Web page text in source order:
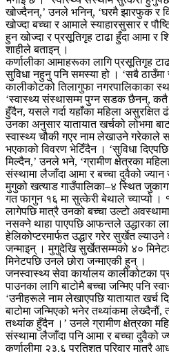
खोज्दैनन्,’ उनले भनिन्, ‘घरमै झारफुक र
खोज्दा बच्चा र आमाले स्याहारसुसार र
हुन खोज्दा र प्रसूतिगृह टाढा हुँदा आमा र
शाहीले बताइन् ।
कर्णालीका आमाहरूका लागि प्रसूतिगृह
सुविधा नहुनु पनि समस्या हो । ‘सबै
कालीकोटको तिलागुफा नगरपालिकाका
‘स्वास्थ्य संस्थासम्म पुग्न सडक छैनन्,
हुँदैन, यसले गर्दा यहाँका महिला असुरक्षित
उनका अनुसार यातायात खर्चको लोभमा
स्वास्थ्य चौकी गएर नाम लेखाउने गरेकाले
भएकाको विवरण भेटिँदैन । ‘सुविधा दिएपछि
मिल्दैन,’ उनले भने, ‘ग्रामीण क्षेत्रका
संस्थामा लैजाँदा आमा र बच्चा दुवैको ज्यान
मुगुको खत्याड गाउँपालिका–४ स्थित
गत फागुन १६ मा सुत्केरी बेथाले च्याप्यो ।
लागेपछि मात्रै उनको बच्चा उल्टो
नसक्ने थाहा पाएपछि आफन्तले उद्धारका
हेलिकोप्टरमार्फत उद्धार गरेर सुर्खेत
जन्माइन् । मुगुदेखि सुर्खेतसम्मको ४०
मिनेटपछि उनले छोरा जन्माएकी हुन् ।
जनस्वास्थ्य सेवा कार्यालय कालीकोटका
पाउनका लागि बाटोमै बच्चा जन्मिए पनि
‘उनीहरूले नाम लेखाएपछि यातायात खर्च
बाटोमा जन्मिएको भनेर तथ्यांकमा लेख्दैनौं,
तथ्यांक हुँदैन ।’ उनले ग्रामीण क्षेत्रका
संस्थामा लैजाँदा पनि आमा र बच्चा दुवैको
कर्णालीमा २३.६ प्रतिशत परिवार मात्रै